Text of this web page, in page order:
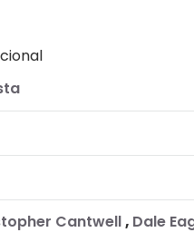
Cantwell, Dale